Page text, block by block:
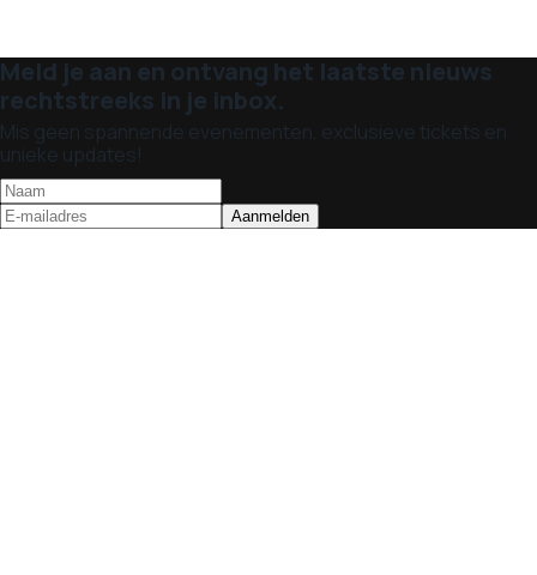
Meld je aan en ontvang het laatste nieuws
rechtstreeks in je inbox.
Mis geen spannende evenementen, exclusieve tickets en
unieke updates!